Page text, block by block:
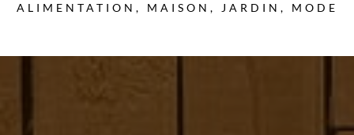
ALIMENTATION, MAISON, JARDIN, MODE